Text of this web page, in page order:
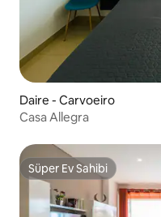
Daire - Carvoeiro
Casa Allegra
Süper Ev Sahibi
Süper Ev Sahibi